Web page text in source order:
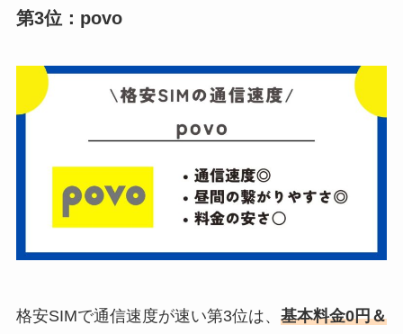
第3位：povo
格安SIMで通信速度が速い第3位は、 基本料金0円＆